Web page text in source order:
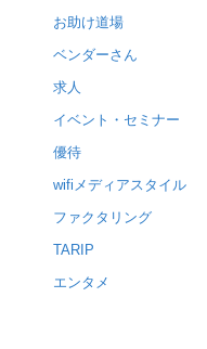
お助け道場
ベンダーさん
求人
イベント・セミナー
優待
wifiメディアスタイル
ファクタリング
TARIP
エンタメ